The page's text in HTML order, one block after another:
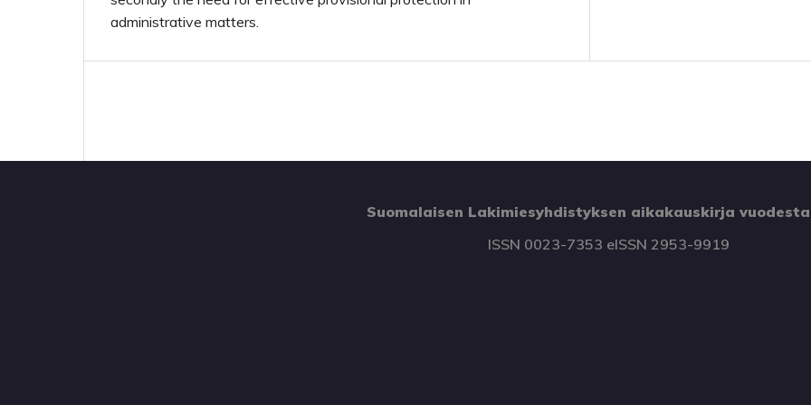
administrative matters.
Suomalaisen Lakimiesyhdistyksen aikakauskirja
ISSN 0023-7353 eISSN 2953-9919